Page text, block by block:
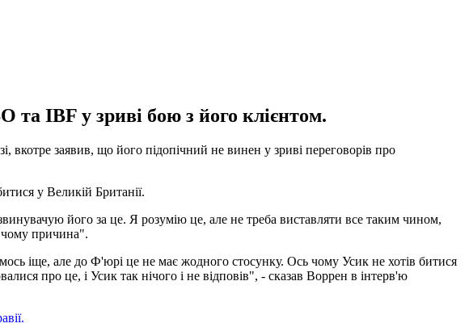
та IBF у зриві бою з його клієнтом.
заявив, що його підопічний не винен у зриві переговорів про
у Великій Британії.
його за це. Я розумію це, але не треба виставляти все таким чином,
чому причина".
іще, але до Ф'юрі це не має жодного стосунку. Ось чому Усик не хотів битися
про це, і Усик так нічого і не відповів", - сказав Воррен в інтерв'ю